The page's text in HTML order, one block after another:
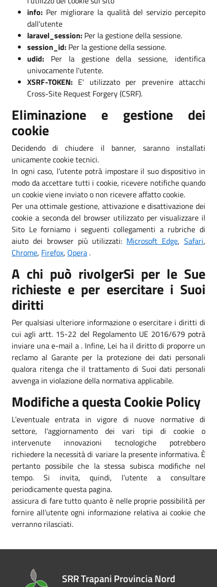
info: Per migliorare la qualità del servizio percepito
dall'utente
laravel_session: Per la gestione della sessione.
session_id: Per la gestione della sessione.
udid: Per la gestione della sessione, identifica
univocamente l'utente.
XSRF-TOKEN: E' utilizzato per prevenire attacchi
Cross-Site Request Forgery (CSRF).
Eliminazione e gestione dei
cookie
Decidendo di chiudere il banner, saranno installati
unicamente cookie tecnici.
In ogni caso, l’utente potrà impostare il suo dispositivo in
modo da accettare tutti i cookie, ricevere notifiche quando
un cookie viene inviato o non ricevere affatto cookie.
Per una ottimale gestione, attivazione e disattivazione dei
cookie a seconda del browser utilizzato per visualizzare il
Sito Le forniamo i seguenti collegamenti a rubriche di
aiuto dei browser più utilizzati: Microsoft Edge,Safari,
Chrome, Firefox, Opera .
A chi può rivolgerSi per le Sue
richieste e per esercitare i Suoi
diritti
Per qualsiasi ulteriore informazione o esercitare i diritti di
cui agli artt. 15-22 del Regolamento UE 2016/679 potrà
inviare una e-mail a . Infine, Lei ha il diritto di proporre un
reclamo al Garante per la protezione dei dati personali
qualora ritenga che il trattamento di Suoi dati personali
avvenga in violazione della normativa applicabile.
Modifiche a questa Cookie Policy
L’eventuale entrata in vigore di nuove normative di
settore, l'aggiornamento dei vari tipi di cookie o
intervenute innovazioni tecnologiche potrebbero
richiedere la necessità di variare la presente informativa. È
pertanto possibile che la stessa subisca modifiche nel
tempo. Si invita, quindi, l’utente a consultare
periodicamente questa pagina.
assicura di fare tutto quanto è nelle proprie possibilità per
fornire all’utente ogni informazione relativa ai cookie che
verranno rilasciati.
SRR Trapani Provincia Nord